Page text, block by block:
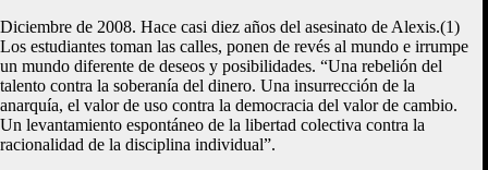
Diciembre de 2008. Hace casi diez años del asesinato de Alexis.(1)
Los estudiantes toman las calles, ponen de revés al mundo e irrumpe
un mundo diferente de deseos y posibilidades. “Una rebelión del
talento contra la soberanía del dinero. Una insurrección de la
anarquía, el valor de uso contra la democracia del valor de cambio.
Un levantamiento espontáneo de la libertad colectiva contra la
racionalidad de la disciplina individual”.